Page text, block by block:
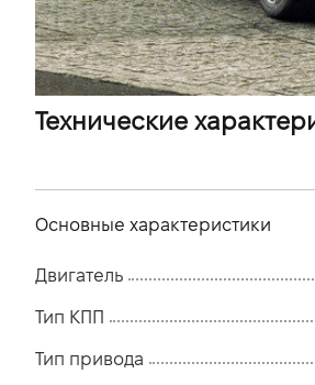
Технические
Основные характеристики
Двигатель
Тип КПП
Тип привода
Підпишись на наш канал
акціями, послугами та